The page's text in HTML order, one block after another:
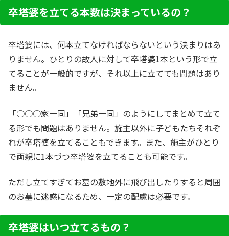
卒塔婆を立てる本数は決まっているの？
卒塔婆には、何本立てなければならないという決まりはあ
りません。ひとりの故人に対して卒塔婆1本という形で立
てることが一般的ですが、それ以上に立てても問題はあり
ません。
「○○○家一同」「兄弟一同」のようにしてまとめて立て
る形でも問題はありません。施主以外に子どもたちそれぞ
れが卒塔婆を立てることもできます。また、施主がひとり
で両親に1本づつ卒塔婆を立てることも可能です。
ただし立てすぎてお墓の敷地外に飛び出したりすると周囲
のお墓に迷惑になるため、一定の配慮は必要です。
卒塔婆はいつ立てるもの？